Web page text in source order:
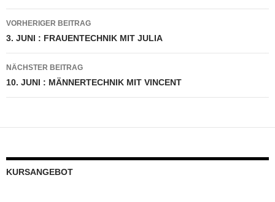
Beitragsnavigation
VORHERIGER BEITRAG
3. JUNI : FRAUENTECHNIK MIT JULIA
NÄCHSTER BEITRAG
10. JUNI : MÄNNERTECHNIK MIT VINCENT
KURSANGEBOT